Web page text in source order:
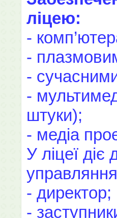
ліцею:
-
-
-
-
штуки);
- медіа
У ліцеї
- директор;
-